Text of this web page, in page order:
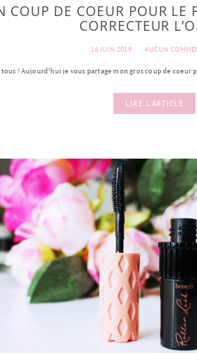
COUP DE COEUR POUR LE
CORRECTEUR
16 JUIN 2019 AUCUN
! Aujourd’hui je vous partage mon gros coup de coeur
LIRE L'ARTICLE